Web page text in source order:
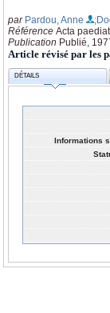
par Pardou, Anne
Référence Acta
Publication Publié,
Article révisé par les
DÉTAILS
Informations